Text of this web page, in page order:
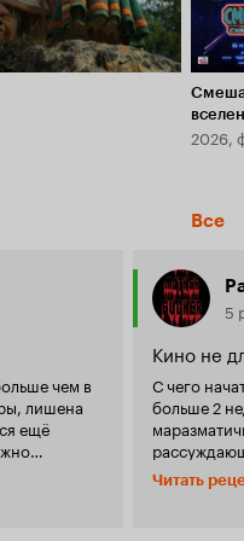
2026,
Все
чем в
лишена
ещё
секса,
от
5
Кино не
С чего
больше 2
чем меня
Читать